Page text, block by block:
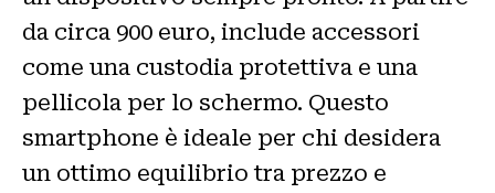
da circa 900 euro, include accessori
come una custodia protettiva e una
pellicola per lo schermo. Questo
smartphone è ideale per chi desidera
un ottimo equilibrio tra prezzo e